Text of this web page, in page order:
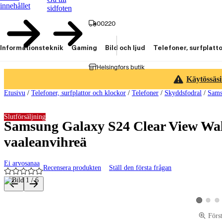
innehållet
sidfoten
00220
Helsingfors butik
Informationsteknik Gaming Bild och ljud Telefoner,
Etusivu / Telefoner, surfplattor och klockor / Telefoner / Skyddsfodral /
Samsung Galaxy S24 Clear View
vaaleanvihreä
Ei arvosanaa
Recensera produkten Ställ den första frågan
Slutförsäljning
Produktbilder och videor
VisaVisa